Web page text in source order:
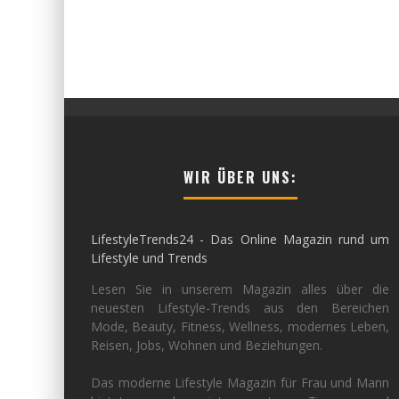
WIR ÜBER UNS:
LifestyleTrends24 - Das Online Magazin rund um
Lifestyle und Trends
Lesen Sie in unserem Magazin alles über die
neuesten Lifestyle-Trends aus den Bereichen
Mode, Beauty, Fitness, Wellness, modernes Leben,
Reisen, Jobs, Wohnen und Beziehungen.
Das moderne Lifestyle Magazin für Frau und Mann